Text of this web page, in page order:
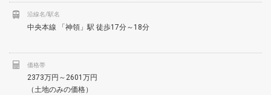
沿線名/駅名
中央本線 「神領」駅 徒歩17分～18分
価格帯
2373万円～2601万円
（土地のみの価格）